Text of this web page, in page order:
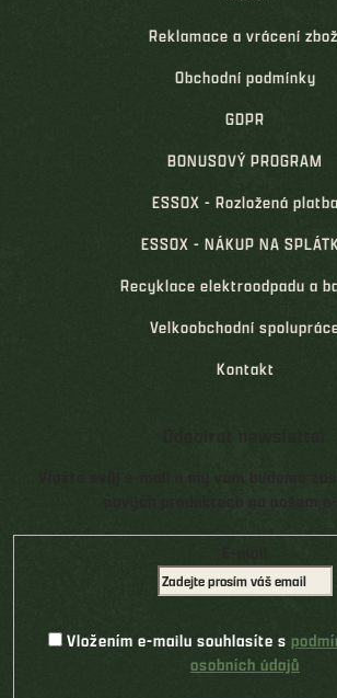
Reklamace a vrácení
Obchodní podmínky
GDPR
BONUSOVÝ PROGRAM
ESSOX - Rozložená platba
ESSOX - NÁKUP NA
Recyklace elektroodpadu a
Velkoobchodní
Kontakt
Vložením e-mailu souhlasíte s
osobních údajů